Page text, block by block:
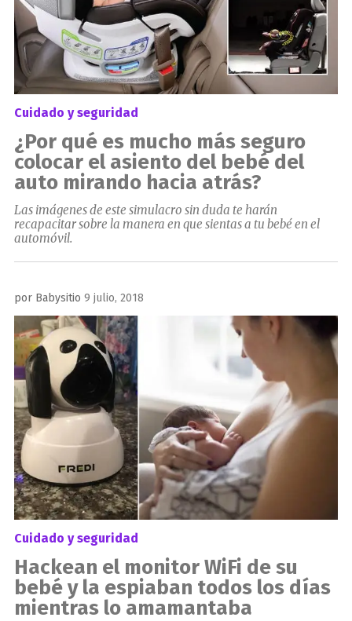
Cuidado y seguridad
¿Por qué es mucho más seguro
colocar el asiento del bebé del
auto mirando hacia atrás?
Las imágenes de este simulacro sin duda te harán
recapacitar sobre la manera en que sientas a tu bebé en el
automóvil.
por Babysitio Publicado
el
9 julio, 2018
Cuidado y seguridad
Hackean el monitor WiFi de su
bebé y la espiaban todos los días
mientras lo amamantaba